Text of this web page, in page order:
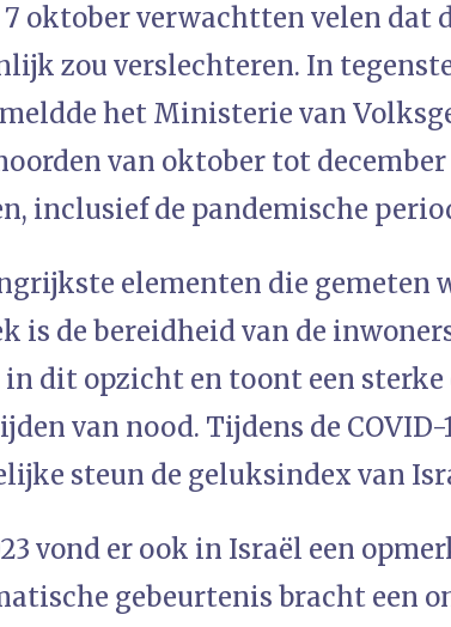
7 oktober verwachtten velen dat
zou verslechteren. In
het Ministerie van
van oktober tot
inclusief de pandemische
elementen die gemeten
is de bereidheid van de
dit opzicht en toont een sterke
van nood. Tijdens de COVID-
steun de geluksindex van
vond er ook in Israël een
gebeurtenis bracht een